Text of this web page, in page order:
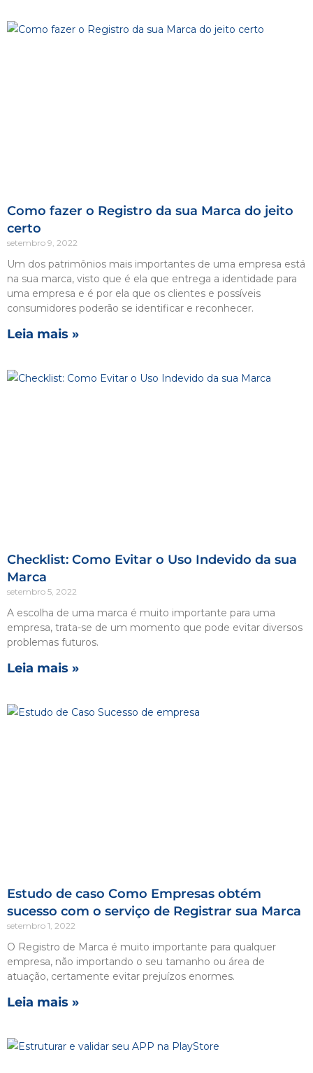
Como fazer o Registro da sua Marca do jeito
certo
setembro 9, 2022
Um dos patrimônios mais importantes de uma empresa está
na sua marca, visto que é ela que entrega a identidade para
uma empresa e é por ela que os clientes e possíveis
consumidores poderão se identificar e reconhecer.
Leia mais »
Checklist: Como Evitar o Uso Indevido da sua
Marca
setembro 5, 2022
A escolha de uma marca é muito importante para uma
empresa, trata-se de um momento que pode evitar diversos
problemas futuros.
Leia mais »
Estudo de caso Como Empresas obtém
sucesso com o serviço de Registrar sua Marca
setembro 1, 2022
O Registro de Marca é muito importante para qualquer
empresa, não importando o seu tamanho ou área de
atuação, certamente evitar prejuízos enormes.
Leia mais »